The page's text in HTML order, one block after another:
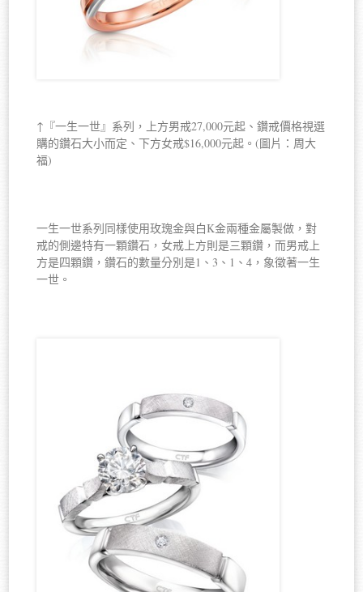
↑『一生一世』系列，上方男戒27,000元起、鑽戒價格視選
購的鑽石大小而定、下方女戒$16,000元起。(圖片：周大
福)
一生一世系列同樣使用玫瑰金與白K金兩種金屬製做，對
戒的側邊特有一顆鑽石，女戒上方則是三顆鑽，而男戒上
方是四顆鑽，鑽石的數量分別是1、3、1、4，象徵著一生
一世。